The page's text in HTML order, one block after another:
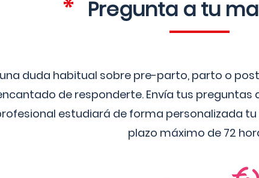
Pregunta a tu
duda habitual sobre pre-parto, parto o
de responderte. Envía tus
estudiará de forma personalizada
plazo máximo de 72